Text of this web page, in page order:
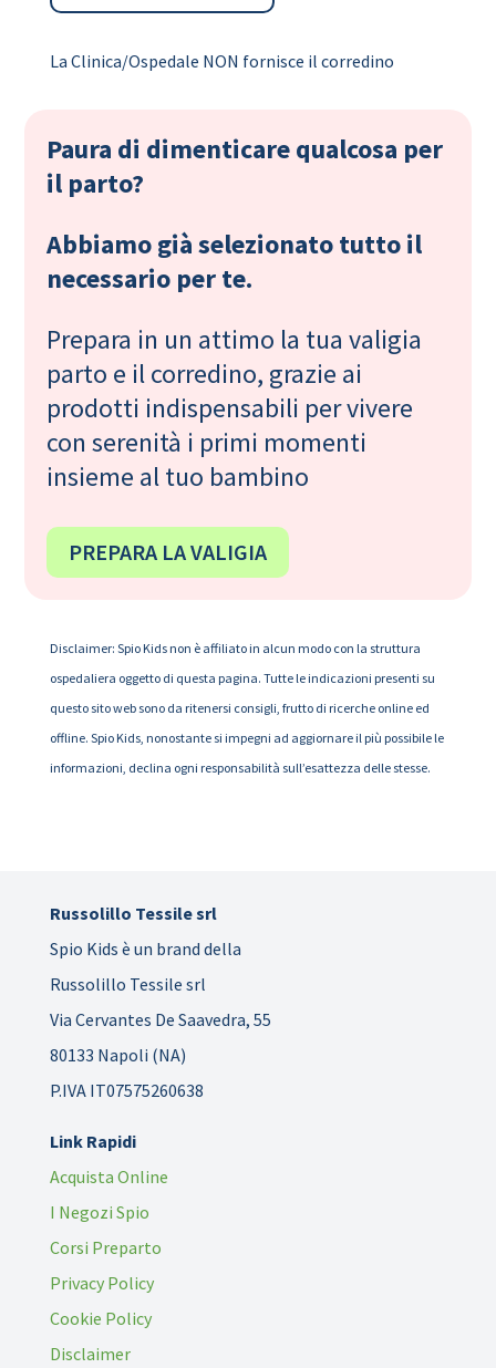
La Clinica/Ospedale NON fornisce il corredino
Paura di dimenticare qualcosa per
il parto?
Abbiamo già selezionato tutto il
necessario per te.
Prepara in un attimo la tua valigia
parto e il corredino, grazie ai
prodotti indispensabili per vivere
con serenità i primi momenti
insieme al tuo bambino
PREPARA LA VALIGIA
Disclaimer: Spio Kids non è affiliato in alcun modo con la struttura
ospedaliera oggetto di questa pagina. Tutte le indicazioni presenti su
questo sito web sono da ritenersi consigli, frutto di ricerche online ed
offline. Spio Kids, nonostante si impegni ad aggiornare il più possibile le
informazioni, declina ogni responsabilità sull’esattezza delle stesse.
Russolillo Tessile srl
Spio Kids è un brand della
Russolillo Tessile srl
Via Cervantes De Saavedra, 55
80133 Napoli (NA)
P.IVA IT07575260638
Link Rapidi
Acquista Online
I Negozi Spio
Corsi Preparto
Privacy Policy
Cookie Policy
Disclaimer